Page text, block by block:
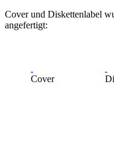
Cover und Diskettenlabel
angefertigt:
Cover